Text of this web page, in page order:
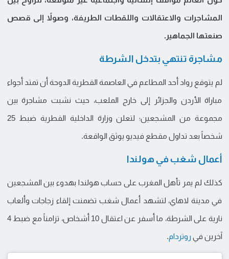
المشاجرات والاعتقالات واللقطات الطريفة، وصولاً إلى قصص
صنعتها الجماهير.
مشاجرة تنتهي بتدخل الشرطة
لم يتوقع رواد أحد المطاعم في العاصمة القطرية الدوحة أن تمتد أجواء
مباراة الأردن والجزائر إلى خارج الملعب، حيث نشبت مشاجرة بين
مجموعة من المشجعين؛ لتعلن وزارة الداخلية القطرية ضبط 25
شخصاً بعد تداول مقطع فيديو يوثق الواقعة.
أعمال شغب في هولندا
كذلك لم يمر تأهل المغرب على حساب هولندا بهدوء بين المشجعين
في مدينة لاهاي، لتشهد أعمال شغب تضمنت إلقاء زجاجات وألعاب
نارية على الشرطة، ما أسفر عن اعتقال 10 أشخاص، تزامناً مع ضبط 4
آخرين في روتردام.